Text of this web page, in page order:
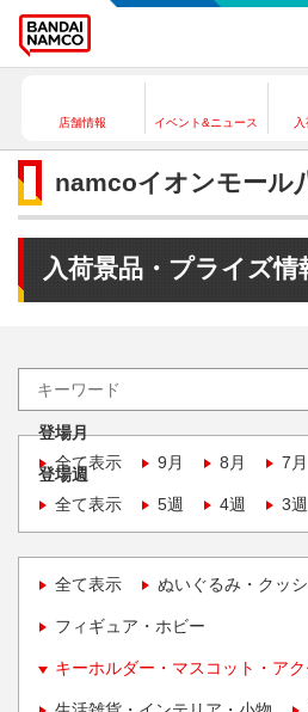
店舗情報 イベント&ニュース
namcoイオンモール
入荷景品・プライズ情
登場月
全て表示
9月 8月 7月
登場週
全て表示
5週 4週 3週
全て表示 ぬいぐるみ・クッ
フィギュア・ホビー
キーホルダー・マスコット・ア